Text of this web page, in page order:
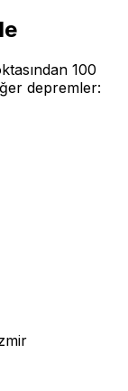
100
depremler: